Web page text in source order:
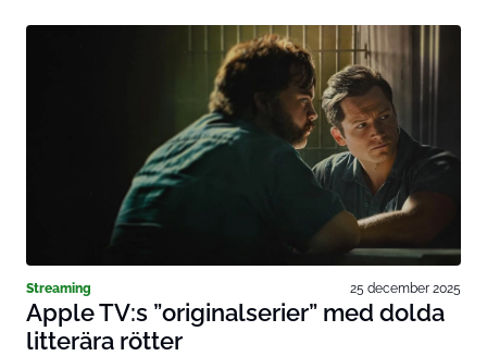
Streaming 25 december 2025
Apple TV:s ”originalserier” med dolda
litterära rötter